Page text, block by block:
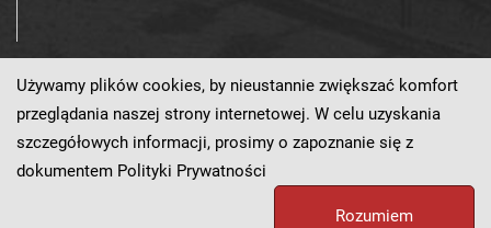
Odwiedź nas!
Używamy plików cookies, by nieustannie zwiększać komfort
przeglądania naszej strony internetowej. W celu uzyskania
szczegółowych informacji, prosimy o zapoznanie się z
dokumentem Polityki Prywatności
Rozumiem